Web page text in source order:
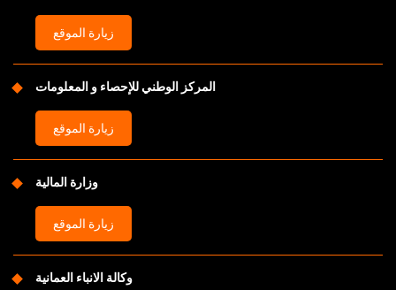
زيارة الموقع
المركز الوطني للإحصاء و المعلومات
زيارة الموقع
وزارة المالية
زيارة الموقع
وكالة الانباء العمانية